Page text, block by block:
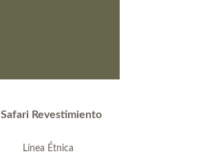
Safari Revestimiento
Línea Étnica